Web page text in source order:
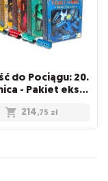
do Pociągu: 20.
Rocznica - Pakiet ekskluzywnych pociągów w 5 kolorach
214,75 zł